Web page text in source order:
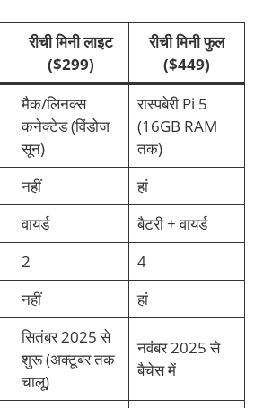
रीची मिनी लाइट
($299)
रीची मिनी फुल
($449)
मैक/लिनक्स
कनेक्टेड (विंडोज
सून)
रास्पबेरी Pi 5
(16GB RAM
तक)
नहीं
हां
वायर्ड
बैटरी + वायर्ड
2
4
नहीं हां
सितंबर 2025 से
शुरू (अक्टूबर तक
चालू)
नवंबर 2025 से
बैचेस में